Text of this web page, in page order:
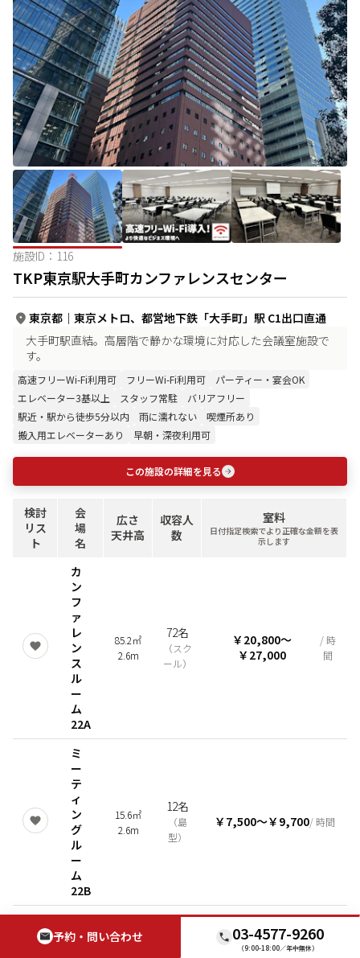
施設ID： 116
TKP東京駅大手町カンファレンスセンター
東京都 ｜ 東京メトロ、都営地下鉄「大手町」駅 C1出口直通
大手町駅直結。高層階で静かな環境に対応した会議室施設で
す。
高速フリーWi-Fi利用可 フリーWi-Fi利用可
パーティー・宴会OK
エレベーター3基以上
スタッフ常駐
バリアフリー
駅近・駅から徒歩5分以内
雨に濡れない
喫煙所あり
搬入用エレベーターあり
早朝・深夜利用可
この施設の詳細を見る
検討
リス
ト
会
場
名
広さ
天井高
収容人
数
室料
日付指定検索でより正確な金額を表
示します
カ
ン
フ
ァ
レ
ン
ス
ル
ー
ム
22A
85.2㎡
2.6m
72名
（スク
ール）
￥20,800〜
￥27,000
/ 時
間
ミ
ー
テ
ィ
ン
グ
ル
ー
ム
22B
15.6㎡
2.6m
12名
（島
型）
￥7,500〜￥9,700/ 時間
ミ
ー
予約・問い合わせ 03-4577-9260
（9:00-18:00／年中無休）